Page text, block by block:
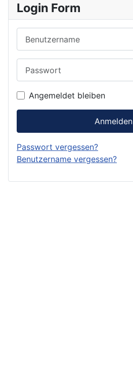
Login Form
Angemeldet bleiben
Anmelden
Passwort vergessen?
Benutzername vergessen?